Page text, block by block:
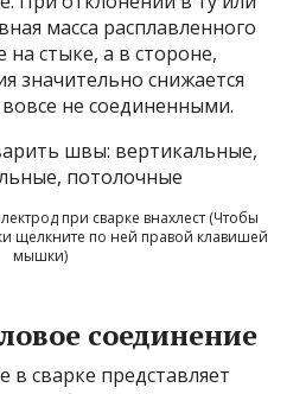
масса расплавленного
на стыке, а в стороне,
значительно снижается
не соединенными.
при сварке внахлест (Чтобы
щелкните по ней правой клавишей
мышки)
соединение
в сварке представляет